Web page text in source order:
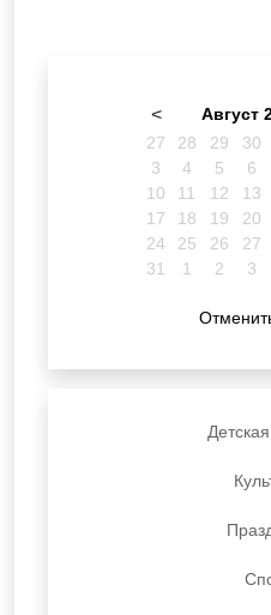
< Август
27 28 29 30
3
4 5 6
10
11 12 13
17
18 19 20
24
25 26 27
31
1 2 3